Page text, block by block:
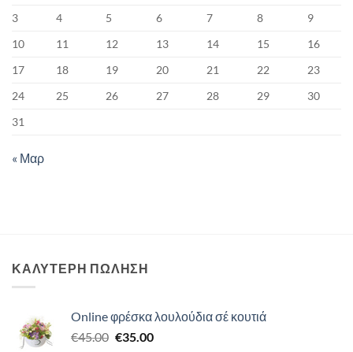
3
4 5 6 7 8
9
10
11 12 13 14 15
16
17
18 19 20 21 22
23
24
25 26 27 28 29
30
31
« Μαρ
ΚΑΛΥΤΕΡΗ ΠΩΛΗΣΗ
Online φρέσκα λουλούδια σέ κουτιά
€45.00 Original
€35.00Η